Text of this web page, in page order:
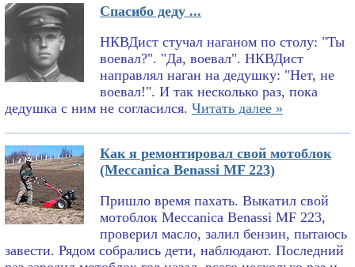
Спасибо деду ...
НКВДист стучал наганом по столу: "Ты
воевал?". "Да, воевал". НКВДист
направлял наган на дедушку: "Нет, не
воевал!". И так несколько раз, пока
дедушка с ним не согласился. Читать далее »
Как я ремонтировал свой мотоблок
(Meccanica Benassi MF 223)
Пришло время пахать. Выкатил свой
мотоблок Meccanica Benassi MF 223,
проверил масло, залил бензин, пытаюсь
завести. Рядом собрались дети, наблюдают. Последний